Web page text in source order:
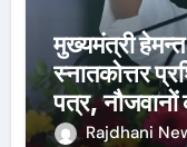
मुख्यमंत्री
स्नातकोत्तर
पत्र,
दोहराया संकल्प
Rajdhani